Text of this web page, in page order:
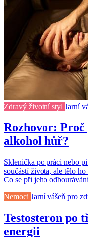
Zdravý životní styl Jarní
Rozhovor: Proč
alkohol hůř?
Sklenička po práci nebo
součástí života, ale tělo
Co se při jeho
Nemoci Jarní vášeň pro
Testosteron po
energii